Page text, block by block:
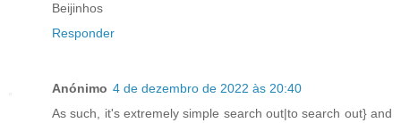
Beijinhos
Responder
Anónimo 4 de dezembro de 2022 às 20:40
As such, it's extremely simple search out|to search out} and